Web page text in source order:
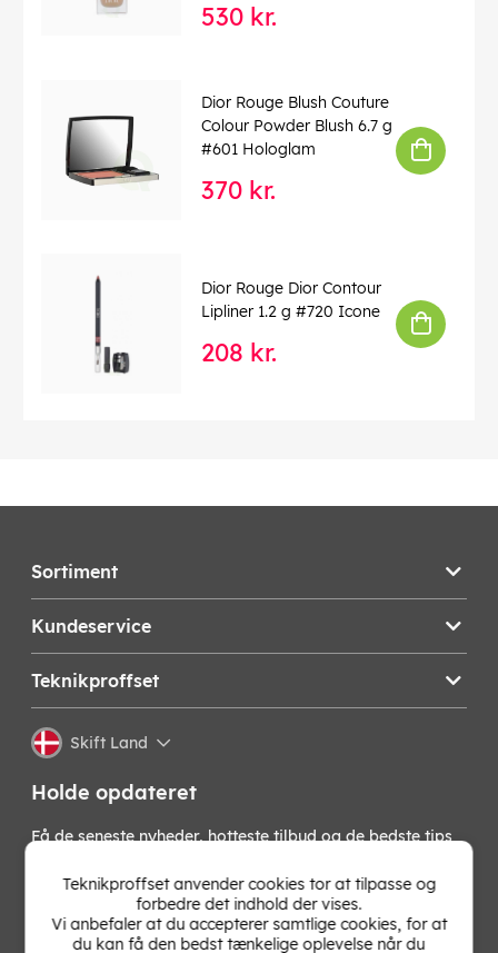
530 kr.
Dior Rouge Blush Couture
Colour Powder Blush 6.7 g
#601 Hologlam
370 kr.
Dior Rouge Dior Contour
Lipliner 1.2 g #720 Icone
208 kr.
Sortiment
Kundeservice
Teknikproffset
Skift Land
Holde opdateret
Få de seneste nyheder, hotteste tilbud og de bedste tips
nyhedsbrev!
OK
Teknikproffset anvender cookies tor at tilpasse og
forbedre det indhold der vises.
Vi anbefaler at du accepterer samtlige cookies, for at
du kan få den bedst tænkelige oplevelse når du